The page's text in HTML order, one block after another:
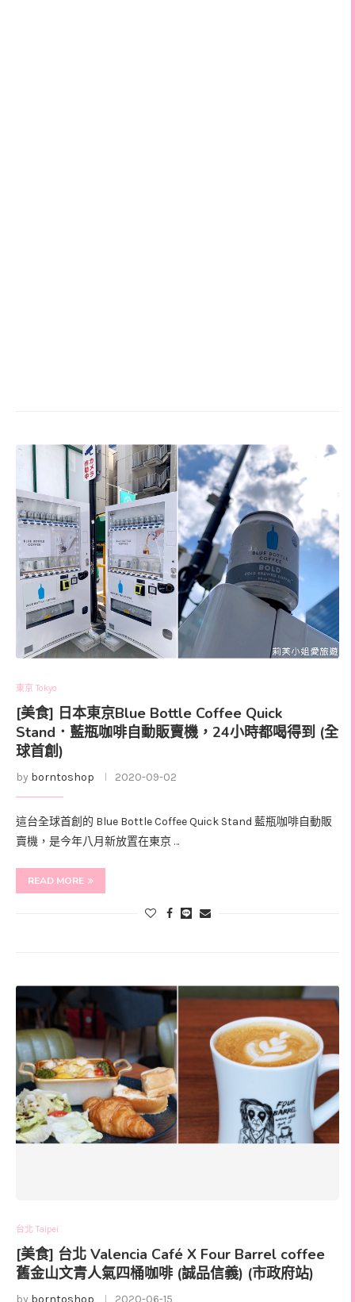
東京 Tokyo
[美食] 日本東京Blue Bottle Coffee Quick
Stand．藍瓶咖啡自動販賣機，24小時都喝得到 (全
球首創)
by borntoshop 2020-09-02
這台全球首創的 Blue Bottle Coffee Quick Stand 藍瓶咖啡自動販
賣機，是今年八月新放置在東京 …
READ MORE
台北 Taipei
[美食] 台北 Valencia Café X Four Barrel coffee
舊金山文青人氣四桶咖啡 (誠品信義) (市政府站)
by borntoshop 2020-06-15